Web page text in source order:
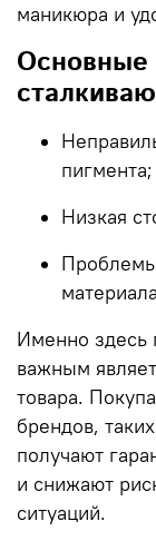
маникюра и
пигмента;
Низкая
Именно здесь
важным
товара.
брендов,
получают
и снижают
ситуаций.